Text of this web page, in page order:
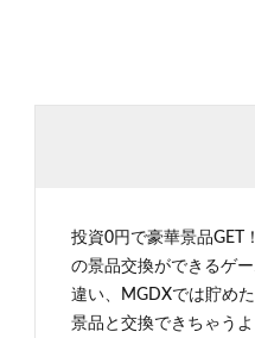
投資0円で豪華景品GET
の景品交換ができるゲ
違い、MGDXでは貯め
景品と交換できちゃう